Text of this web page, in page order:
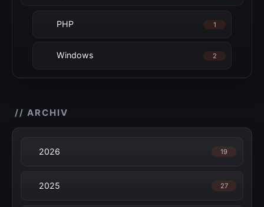
PHP 1
Windows 2
// ARCHIV
2026 19
2025 27